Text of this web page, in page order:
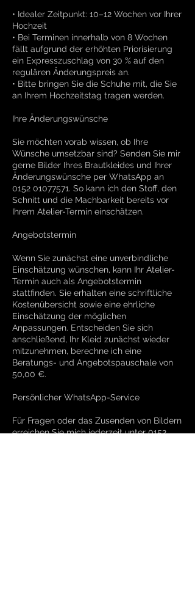
• Idealer Zeitpunkt: 10–12 Wochen vor Ihrer
Hochzeit
• Bei Terminen innerhalb von 8 Wochen
fällt aufgrund der erhöhten Priorisierung
ein Expresszuschlag von 30 % auf den
regulären Änderungspreis an.
• Bitte bringen Sie die Schuhe mit, die Sie
an Ihrem Hochzeitstag tragen werden.
Ihre Änderungswünsche
Sie möchten vorab wissen, ob Ihre
Wünsche umsetzbar sind? Senden Sie mir
gerne Bilder Ihres Brautkleides und Ihrer
Änderungswünsche per WhatsApp an
0152 01077571. So kann ich den Stoff, den
Schnitt und die Machbarkeit bereits vor
Ihrem Atelier-Termin einschätzen.
Angebotstermin
Wenn Sie zunächst eine unverbindliche
Einschätzung wünschen, kann Ihr Atelier-
Termin auch als Angebotstermin
stattfinden. Sie erhalten eine schriftliche
Kostenübersicht sowie eine ehrliche
Einschätzung der möglichen
Anpassungen. Entscheiden Sie sich
anschließend, Ihr Kleid zunächst wieder
mitzunehmen, berechne ich eine
Beratungs- und Angebotspauschale von
50,00 €.
Persönlicher WhatsApp-Service
Für Fragen oder das Zusenden von Bildern
erreichen Sie mich jederzeit unter 0152